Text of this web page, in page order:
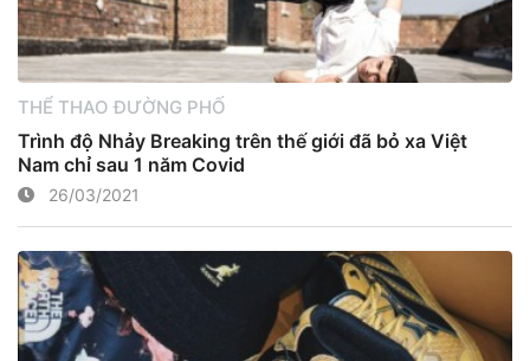
THỂ THAO ĐƯỜNG PHỐ
Trình độ Nhảy Breaking trên thế giới đã bỏ xa Việt
Nam chỉ sau 1 năm Covid
26/03/2021